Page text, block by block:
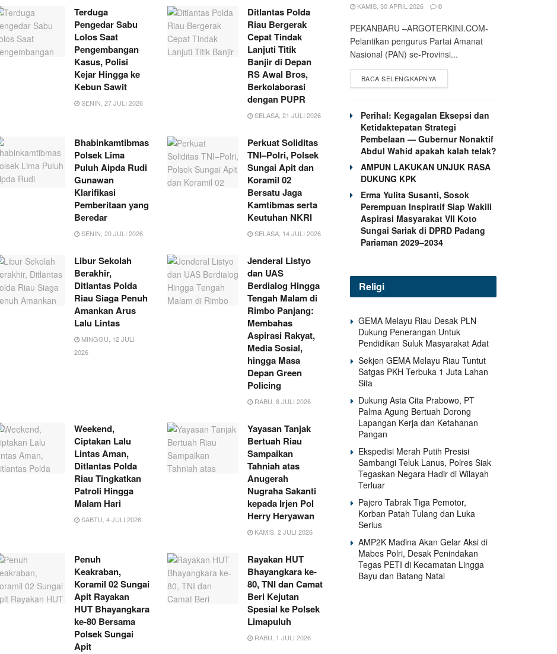
Terduga
Pengedar Sabu
Lolos Saat
Pengembangan
Kasus, Polisi
Kejar Hingga ke
Kebun Sawit
SENIN, 27 JULI 2026
Ditlantas Polda
Riau Bergerak
Cepat Tindak
Lanjuti Titik
Banjir di Depan
RS Awal Bros,
Berkolaborasi
dengan PUPR
SELASA, 21 JULI 2026
Bhabinkamtibmas
Polsek Lima
Puluh Aipda Rudi
Gunawan
Klarifikasi
Pemberitaan yang
Beredar
SENIN, 20 JULI 2026
Perkuat Soliditas
TNI–Polri, Polsek
Sungai Apit dan
Koramil 02
Bersatu Jaga
Kamtibmas serta
Keutuhan NKRI
SELASA, 14 JULI 2026
Libur Sekolah
Berakhir,
Ditlantas Polda
Riau Siaga Penuh
Amankan Arus
Lalu Lintas
MINGGU, 12 JULI
2026
Jenderal Listyo
dan UAS
Berdialog Hingga
Tengah Malam di
Rimbo Panjang:
Membahas
Aspirasi Rakyat,
Media Sosial,
hingga Masa
Depan Green
Policing
RABU, 8 JULI 2026
Weekend,
Ciptakan Lalu
Lintas Aman,
Ditlantas Polda
Riau Tingkatkan
Patroli Hingga
Malam Hari
SABTU, 4 JULI 2026
Yayasan Tanjak
Bertuah Riau
Sampaikan
Tahniah atas
Anugerah
Nugraha Sakanti
kepada Irjen Pol
Herry Heryawan
KAMIS, 2 JULI 2026
Penuh
Keakraban,
Koramil 02 Sungai
Apit Rayakan
HUT Bhayangkara
ke-80 Bersama
Polsek Sungai
Apit
Rayakan HUT
Bhayangkara ke-
80, TNI dan Camat
Beri Kejutan
Spesial ke Polsek
Limapuluh
RABU, 1 JULI 2026
KAMIS, 30 APRIL 2026 0
PEKANBARU –ARGOTERKINI.COM-
Pelantikan pengurus Partai Amanat
Nasional (PAN) se-Provinsi...
BACA SELENGKAPNYA
Perihal: Kegagalan Eksepsi dan
Ketidaktepatan Strategi
Pembelaan — Gubernur Nonaktif
Abdul Wahid apakah kalah telak?
AMPUN LAKUKAN UNJUK RASA
DUKUNG KPK
Erma Yulita Susanti, Sosok
Perempuan Inspiratif Siap Wakili
Aspirasi Masyarakat VII Koto
Sungai Sariak di DPRD Padang
Pariaman 2029–2034
Religi
GEMA Melayu Riau Desak PLN
Dukung Penerangan Untuk
Pendidikan Suluk Masyarakat Adat
Sekjen GEMA Melayu Riau Tuntut
Satgas PKH Terbuka 1 Juta Lahan
Sita
Dukung Asta Cita Prabowo, PT
Palma Agung Bertuah Dorong
Lapangan Kerja dan Ketahanan
Pangan
Ekspedisi Merah Putih Presisi
Sambangi Teluk Lanus, Polres Siak
Tegaskan Negara Hadir di Wilayah
Terluar
Pajero Tabrak Tiga Pemotor,
Korban Patah Tulang dan Luka
Serius
AMP2K Madina Akan Gelar Aksi di
Mabes Polri, Desak Penindakan
Tegas PETI di Kecamatan Lingga
Bayu dan Batang Natal